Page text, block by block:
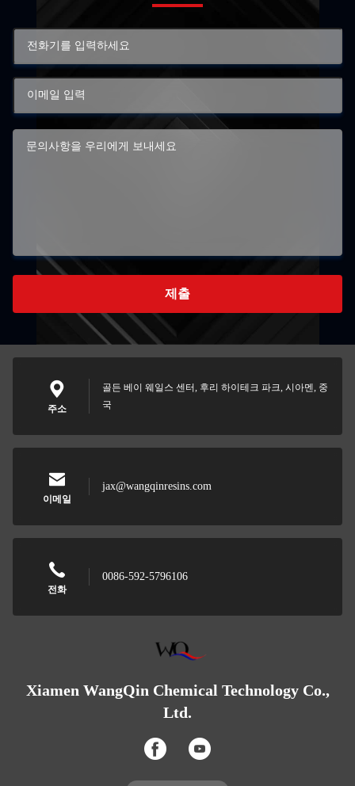
제출
주소
골든 베이 웨일스 센터, 후리 하이테크 파크, 시아멘, 중
국
이메일
jax@wangqinresins.com
전화
0086-592-5796106
Xiamen WangQin Chemical Technology Co.,
Ltd.